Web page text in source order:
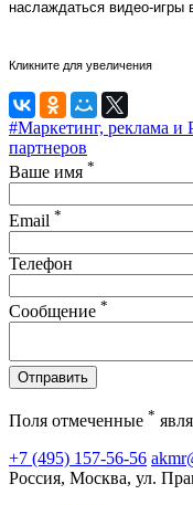
наслаждаться видео-игры
Кликните для увеличения
#Маркетинг, реклама и
партнеров
Ваше имя *
Email *
Телефон
Сообщение *
Отправить
Поля отмеченные *
+7 (495) 157-56-56
Россия, Москва, ул.